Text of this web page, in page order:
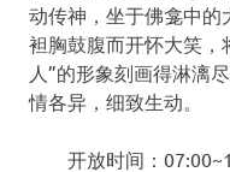
动传神，坐于佛龛中的
袒胸鼓腹而开怀大笑，
人”的形象刻画得淋漓
情各异，细致生动。
开放时间：